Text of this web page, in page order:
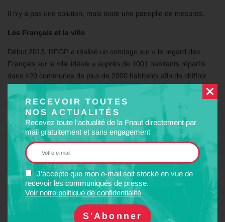
RECEVOIR TOUTES
NOS ACTUALITÉS
Recevez toute l'actualité de la Fnaut directement par
mail gratuitement et sans engagement
J'accepte que mon e-mail soit stocké en vue de
recevoir les communiqués de presse.
Voir notre politique de confidentialité
Il n’y a pas une solution, mais toute une panoplie de mesures.
Les Français et la ville
Début 2013, l’IFOP a réalisé un sondage sur « le regard des
Français sur la ville idéale » auprès de 1001 habitants répartis
dans 420 communes de plus de 2000 habitants afin de chiffrer
leur ressenti à l’égard de l’action municipale et leurs attentes vis-
à-vis de la ville. L’action municipale en matière de déplacements
est jugée satisfaisante par 64 % des sondés et insatisfaisante par
36 %. Si 88 % des habitants estiment que leur municipalité a fait
du transport une priorité, 64 % d’entre eux considèrent qu’elle
devrait le privilégier davantage. Comme l’emploi ou le logement,
le transport collectif est considéré comme un élément
incontournable de la qualité de vie de 46 % des sondés ;
seulement 1 % d’entre eux le jugent secondaire. Aux yeux de 46
% des personnes interrogées, la commune idéale doit être un lieu
où il est facile de se déplacer en transport collectif.